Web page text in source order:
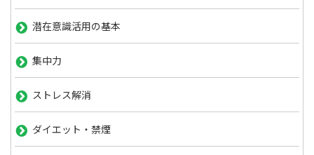
潜在意識活用の基本
集中力
ストレス解消
ダイエット・禁煙